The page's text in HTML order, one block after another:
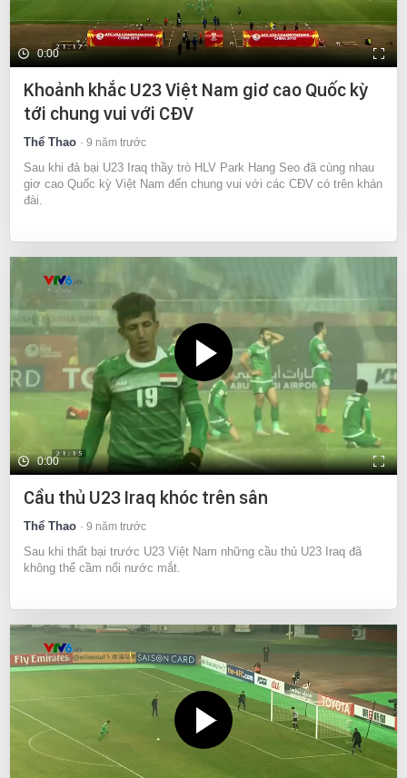
0:00
Khoảnh khắc U23 Việt Nam giơ cao Quốc kỳ
tới chung vui với CĐV
Thể Thao 9 năm trước
Sau khi đả bại U23 Iraq thầy trò HLV Park Hang Seo đã cùng nhau
giơ cao Quốc kỳ Việt Nam đến chung vui với các CĐV có trên khán
đài.
0:00
Cầu thủ U23 Iraq khóc trên sân
Thể Thao 9 năm trước
Sau khi thất bại trước U23 Việt Nam những cầu thủ U23 Iraq đã
không thể cầm nổi nước mắt.